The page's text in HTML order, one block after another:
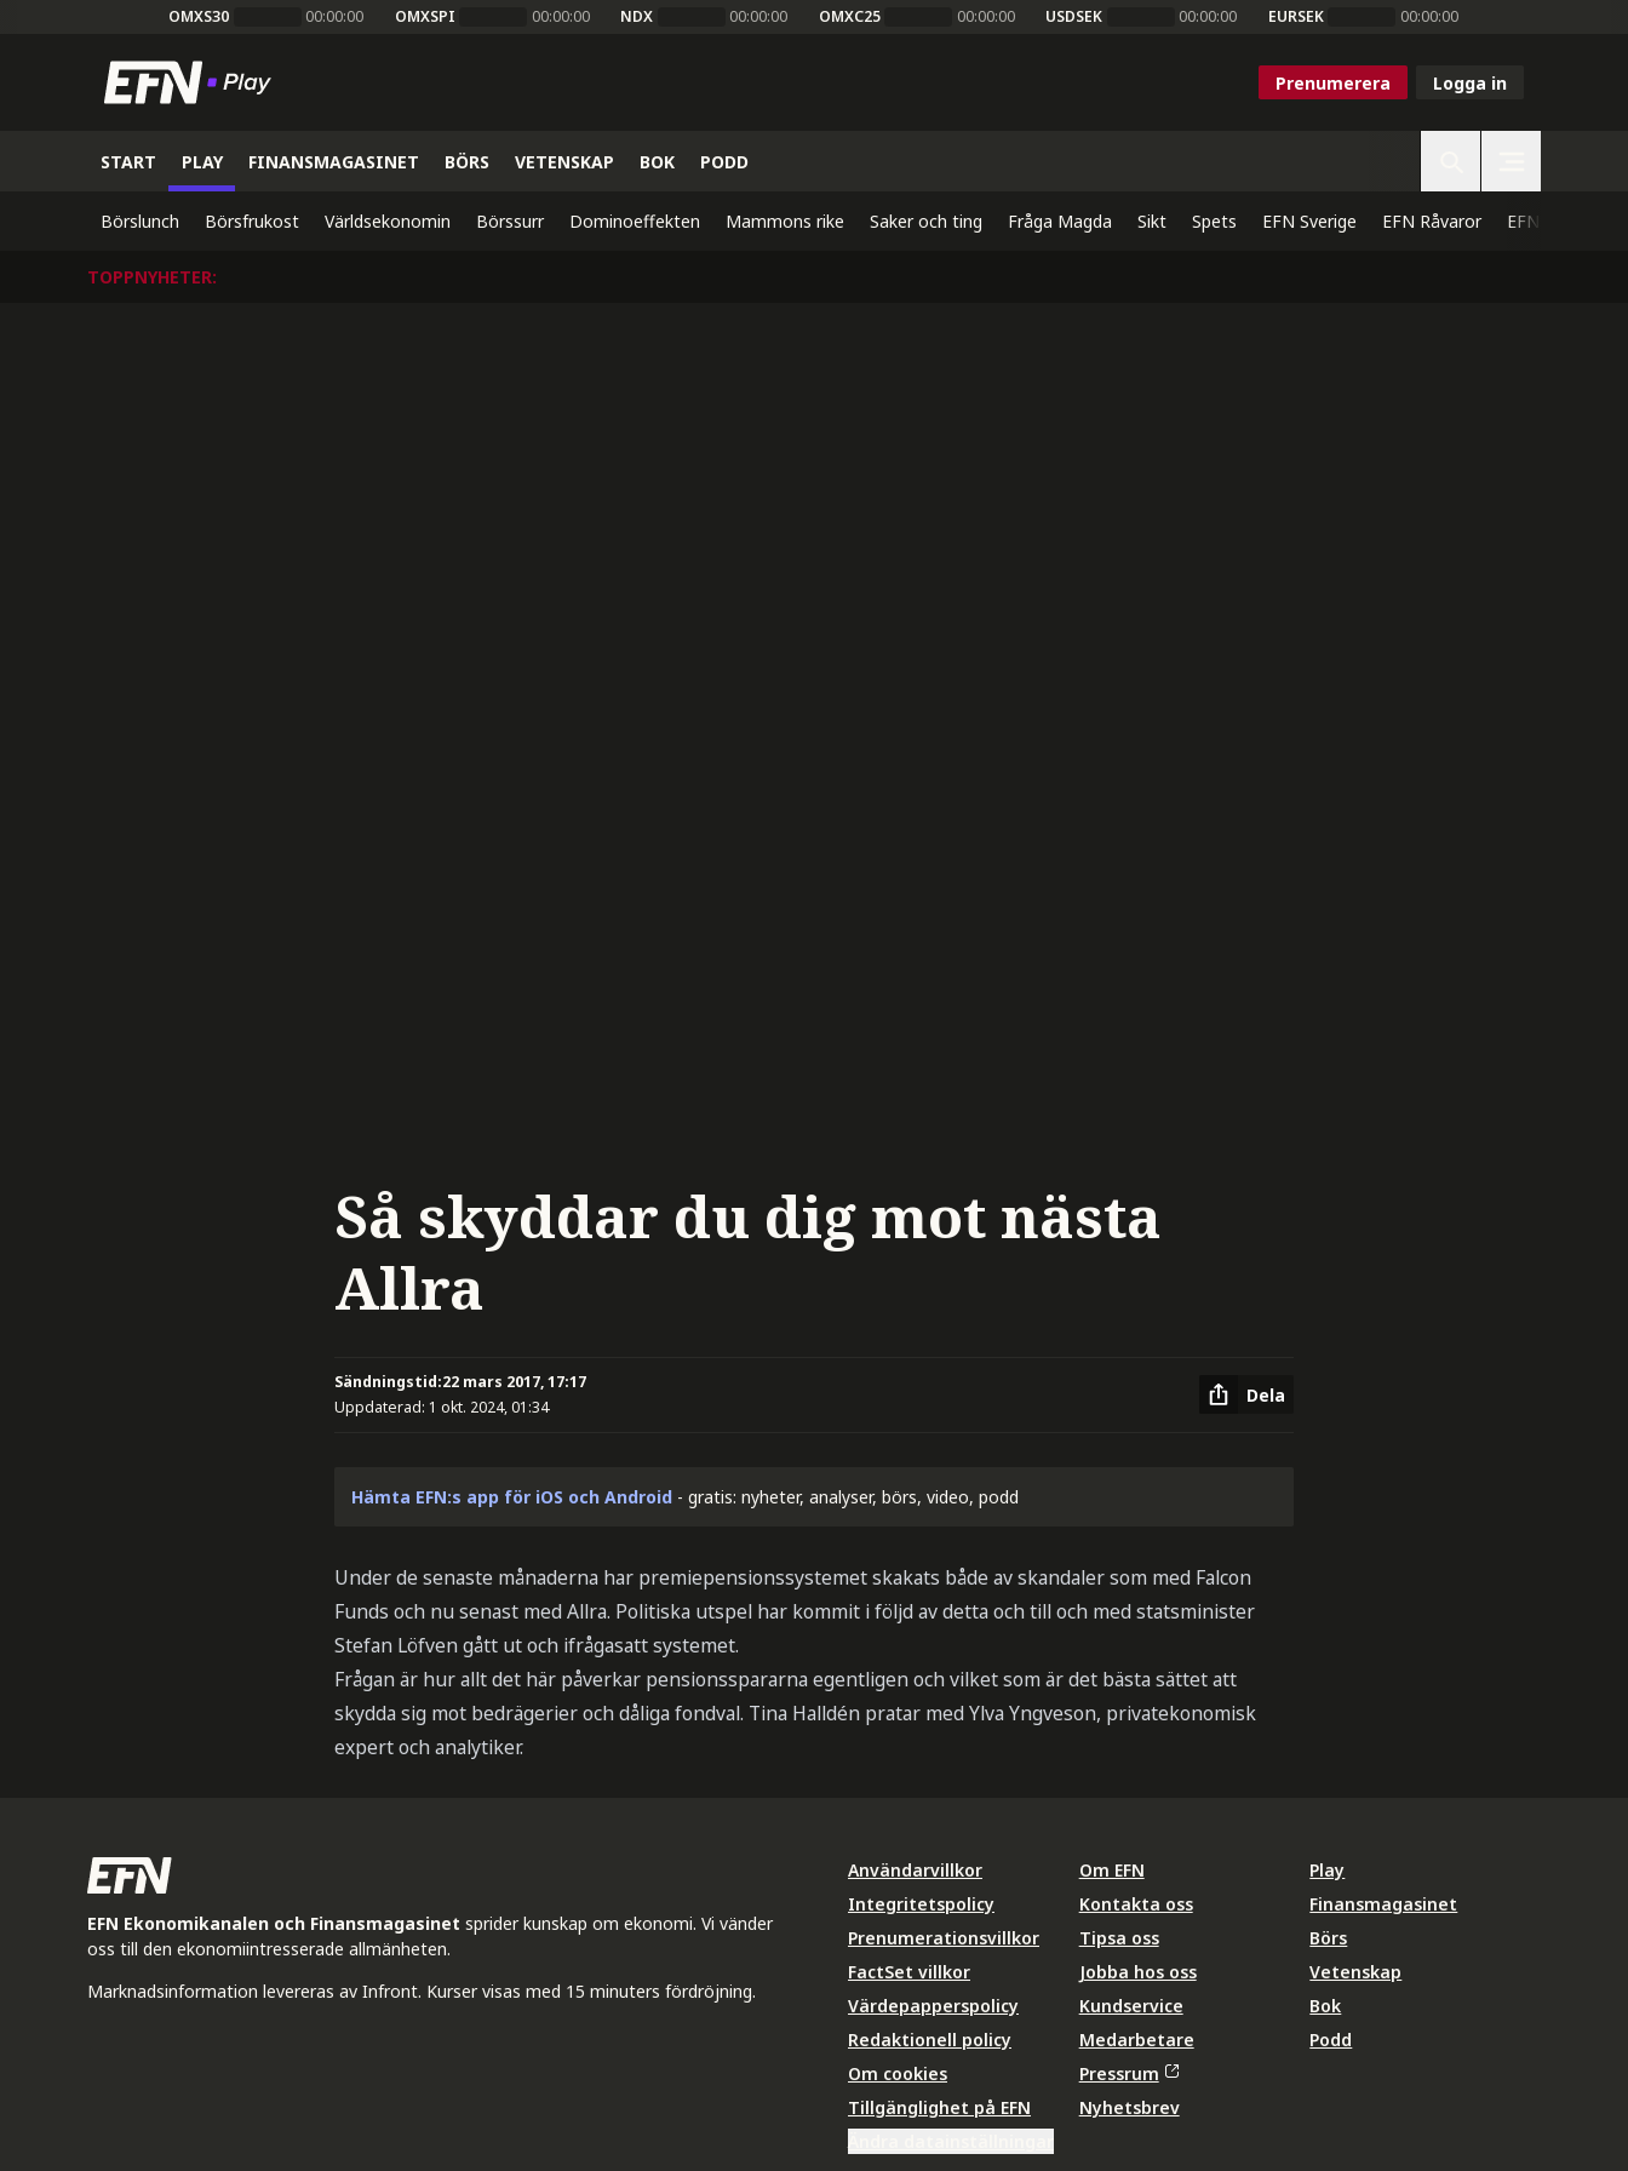
OMXS30 00:00:00 OMXSPI 00:00:00 NDX 00:00:00 OMXC25 00:00:00 USDSEK 00:00:00 EURSEK 00:00:00
Prenumerera Logga in
START PLAY FINANSMAGASINET BÖRS VETENSKAP BOK PODD
Börslunch Börsfrukost Världsekonomin Börssurr Dominoeffekten Mammons rike Saker och ting Fråga Magda Sikt Spets EFN Sverige EFN Råvaror EFN Direkt
TOPPNYHETER:
Så skyddar du dig mot nästa
Allra
Sändningstid:22 mars 2017, 17:17
Uppdaterad: 1 okt. 2024, 01:34
Dela
Hämta EFN:s app för iOS och Android - gratis: nyheter, analyser, börs, video, podd
Under de senaste månaderna har premiepensionssystemet skakats både av skandaler som med Falcon
Funds och nu senast med Allra. Politiska utspel har kommit i följd av detta och till och med statsminister
Stefan Löfven gått ut och ifrågasatt systemet.
Frågan är hur allt det här påverkar pensionsspararna egentligen och vilket som är det bästa sättet att
skydda sig mot bedrägerier och dåliga fondval. Tina Halldén pratar med Ylva Yngveson, privatekonomisk
expert och analytiker.
EFN Ekonomikanalen och Finansmagasinet sprider kunskap om ekonomi. Vi vänder
oss till den ekonomiintresserade allmänheten.
Marknadsinformation levereras av Infront. Kurser visas med 15 minuters fördröjning.
Användarvillkor
Integritetspolicy
Prenumerationsvillkor
FactSet villkor
Värdepapperspolicy
Redaktionell policy
Om cookies
Tillgänglighet på EFN
Om EFN
Kontakta oss
Tipsa oss
Jobba hos oss
Kundservice
Medarbetare
Pressrum
Nyhetsbrev
Play
Finansmagasinet
Börs
Vetenskap
Bok
Podd